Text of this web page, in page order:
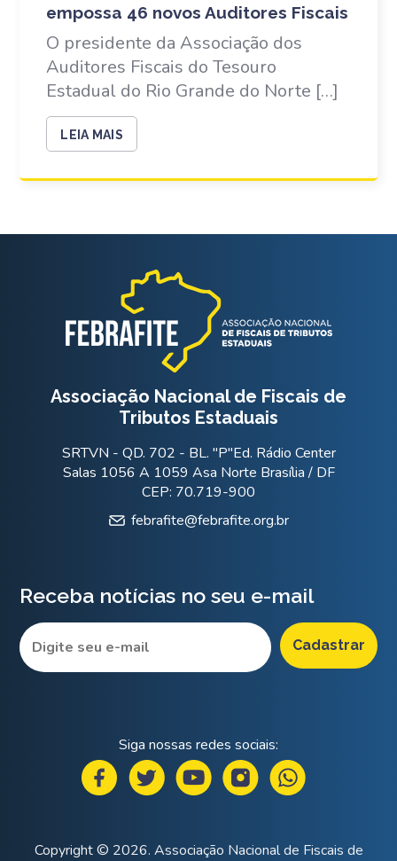
empossa 46 novos Auditores Fiscais
O presidente da Associação dos
Auditores Fiscais do Tesouro
Estadual do Rio Grande do Norte […]
LEIA MAIS
Associação Nacional de Fiscais de
Tributos Estaduais
SRTVN - QD. 702 - BL. "P"Ed. Rádio Center
Salas 1056 A 1059 Asa Norte Brasília / DF
CEP: 70.719-900
febrafite@febrafite.org.br
Receba notícias no seu e-mail
Siga nossas redes sociais:
Copyright © 2026. Associação Nacional de Fiscais de